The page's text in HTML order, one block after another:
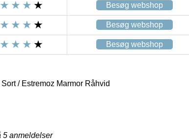
Besøg webshop
Besøg webshop
Besøg webshop
/ Estremoz Marmor Råhvid
5 anmeldelser